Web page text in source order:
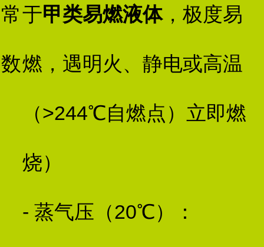
常
数
于甲类易燃液体，极度易
燃，遇明火、静电或高温
（>244℃自燃点）立即燃
烧）
- 蒸气压（20℃）：